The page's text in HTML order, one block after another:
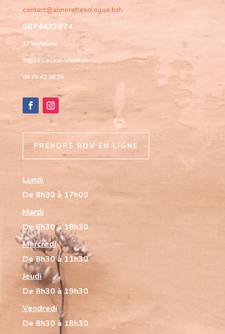
contact@alinereflexologue.bzh
0674433874
17 Keryavec
56550 Locoal-Mendon
06 74 43 38 74
PRENDRE RDV EN LIGNE
Lundi
De 8h30 à 17h00
Mardi
De 8h30 à 18h30
Mercredi
De 8h30 à 11h30
Jeudi
De 8h30 à 19h30
Vendredi
De 8h30 à 18h30